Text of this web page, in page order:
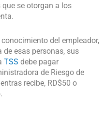
se otorgan a los
del empleador,
de esas personas, sus
TSS debe pagar
de Riesgo de
recibe, RD$50 o